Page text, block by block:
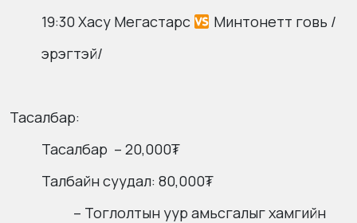
19:30 Хасу Мегастарс
Минтонетт говь /
эрэгтэй/
Тасалбар:
Тасалбар – 20,000₮
Талбайн суудал: 80,000₮
– Тоглолтын уур амьсгалыг хамгийн